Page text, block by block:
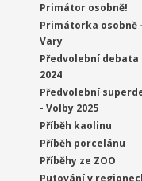
Primátor osobně!
Primátorka osobně
Vary
Předvolební debata
2024
Předvolební
- Volby 2025
Příběh kaolinu
Příběh porcelánu
Příběhy ze ZOO